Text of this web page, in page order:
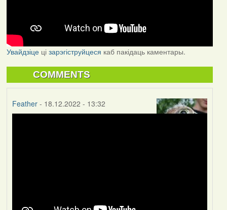
Увайдзіцеці зарэгіструйцеся каб пакідаць каментары.
COMMENTS
Feather- 18.12.2022 - 13:32